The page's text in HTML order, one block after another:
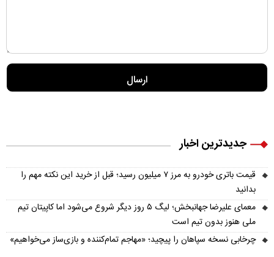
جدیدترین اخبار
قیمت باتری خودرو به مرز ۷ میلیون رسید؛ قبل از خرید این نکته مهم را
بدانید
معمای علیرضا جهانبخش؛ لیگ ۵ روز دیگر شروع می‌شود اما کاپیتان تیم
ملی هنوز بدون تیم است
چرخابی نسخه سپاهان را پیچید؛ «مهاجم تمام‌کننده و بازی‌ساز می‌خواهیم»